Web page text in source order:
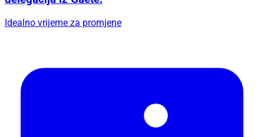
Idealno vrijeme za promjene